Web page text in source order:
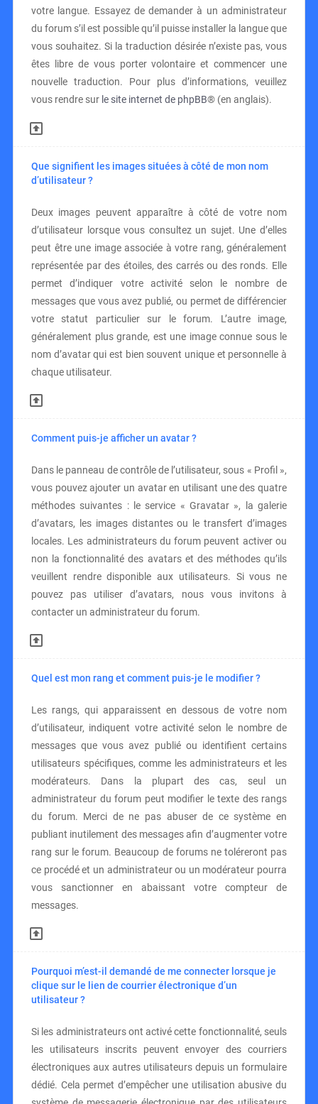
votre langue. Essayez de demander à un administrateur
du forum s’il est possible qu’il puisse installer la langue que
vous souhaitez. Si la traduction désirée n’existe pas, vous
êtes libre de vous porter volontaire et commencer une
nouvelle traduction. Pour plus d’informations, veuillez
vous rendre sur le site internet de phpBB® (en anglais).
Que signifient les images situées à côté de mon nom
d’utilisateur ?
Deux images peuvent apparaître à côté de votre nom
d’utilisateur lorsque vous consultez un sujet. Une d’elles
peut être une image associée à votre rang, généralement
représentée par des étoiles, des carrés ou des ronds. Elle
permet d’indiquer votre activité selon le nombre de
messages que vous avez publié, ou permet de différencier
votre statut particulier sur le forum. L’autre image,
généralement plus grande, est une image connue sous le
nom d’avatar qui est bien souvent unique et personnelle à
chaque utilisateur.
Comment puis-je afficher un avatar ?
Dans le panneau de contrôle de l’utilisateur, sous « Profil »,
vous pouvez ajouter un avatar en utilisant une des quatre
méthodes suivantes : le service « Gravatar », la galerie
d’avatars, les images distantes ou le transfert d’images
locales. Les administrateurs du forum peuvent activer ou
non la fonctionnalité des avatars et des méthodes qu’ils
veuillent rendre disponible aux utilisateurs. Si vous ne
pouvez pas utiliser d’avatars, nous vous invitons à
contacter un administrateur du forum.
Quel est mon rang et comment puis-je le modifier ?
Les rangs, qui apparaissent en dessous de votre nom
d’utilisateur, indiquent votre activité selon le nombre de
messages que vous avez publié ou identifient certains
utilisateurs spécifiques, comme les administrateurs et les
modérateurs. Dans la plupart des cas, seul un
administrateur du forum peut modifier le texte des rangs
du forum. Merci de ne pas abuser de ce système en
publiant inutilement des messages afin d’augmenter votre
rang sur le forum. Beaucoup de forums ne toléreront pas
ce procédé et un administrateur ou un modérateur pourra
vous sanctionner en abaissant votre compteur de
messages.
Pourquoi m’est-il demandé de me connecter lorsque je
clique sur le lien de courrier électronique d’un
utilisateur ?
Si les administrateurs ont activé cette fonctionnalité, seuls
les utilisateurs inscrits peuvent envoyer des courriers
électroniques aux autres utilisateurs depuis un formulaire
dédié. Cela permet d’empêcher une utilisation abusive du